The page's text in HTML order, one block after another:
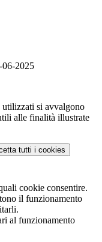
06-2025
utilizzati si avvalgono
alle finalità illustrate
tutti i cookies
cookie consentire.
il funzionamento
al funzionamento